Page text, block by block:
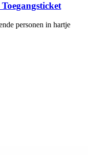
personen in hartje